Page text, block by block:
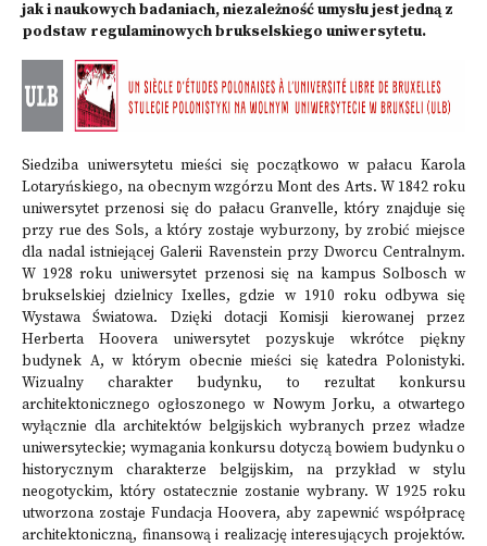
jak i naukowych badaniach, niezależność umysłu jest jedną z
podstaw regulaminowych brukselskiego uniwersytetu.
Siedziba uniwersytetu mieści się początkowo w pałacu Karola
Lotaryńskiego, na obecnym wzgórzu Mont des Arts. W 1842 roku
uniwersytet przenosi się do pałacu Granvelle, który znajduje się
przy rue des Sols, a który zostaje wyburzony, by zrobić miejsce
dla nadal istniejącej Galerii Ravenstein przy Dworcu Centralnym.
W 1928 roku uniwersytet przenosi się na kampus Solbosch w
brukselskiej dzielnicy Ixelles, gdzie w 1910 roku odbywa się
Wystawa Światowa. Dzięki dotacji Komisji kierowanej przez
Herberta Hoovera uniwersytet pozyskuje wkrótce piękny
budynek A, w którym obecnie mieści się katedra Polonistyki.
Wizualny charakter budynku, to rezultat konkursu
architektonicznego ogłoszonego w Nowym Jorku, a otwartego
wyłącznie dla architektów belgijskich wybranych przez władze
uniwersyteckie; wymagania konkursu dotyczą bowiem budynku o
historycznym charakterze belgijskim, na przykład w stylu
neogotyckim, który ostatecznie zostanie wybrany. W 1925 roku
utworzona zostaje Fundacja Hoovera, aby zapewnić współpracę
architektoniczną, finansową i realizację interesujących projektów.